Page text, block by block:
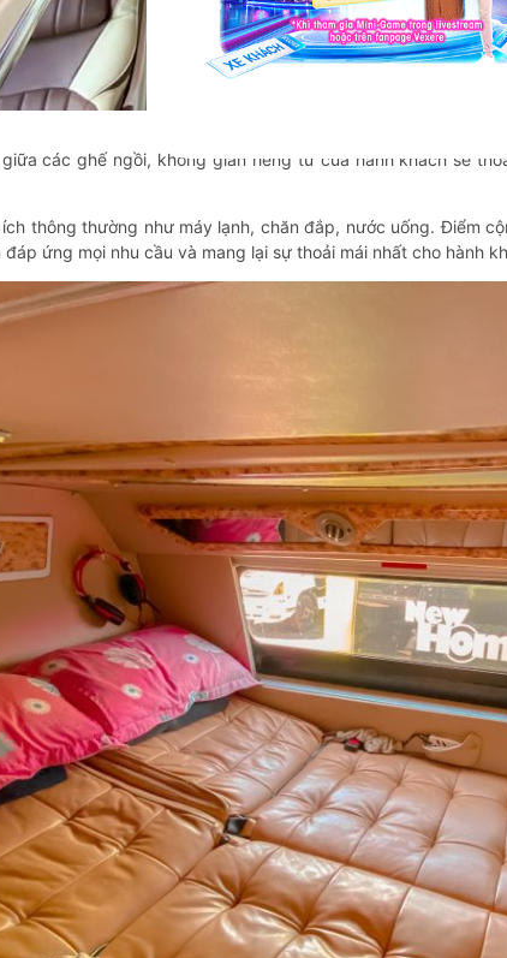
các ghế ngồi, không gian riêng tư của hành khách sẽ
thông thường như máy lạnh, chăn đắp, nước uống. Điểm
ứng mọi nhu cầu và mang lại sự thoải mái nhất cho hành